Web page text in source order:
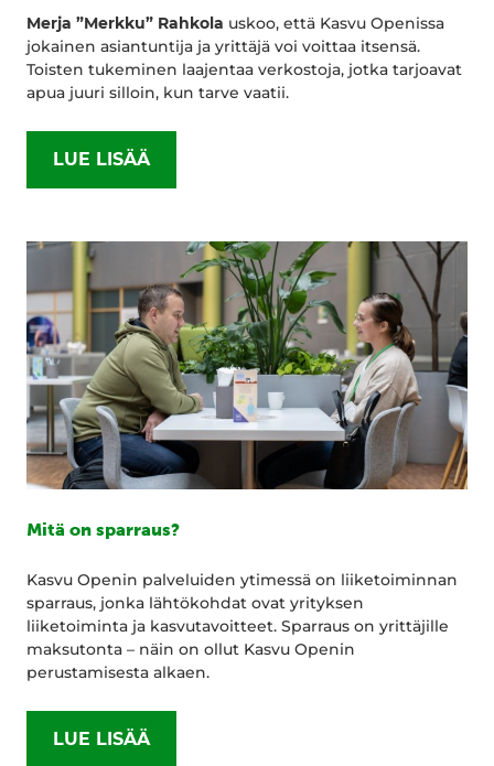
Merja ”Merkku” Rahkola uskoo, että Kasvu Openissa
jokainen asiantuntija ja yrittäjä voi voittaa itsensä.
Toisten tukeminen laajentaa verkostoja, jotka tarjoavat
apua juuri silloin, kun tarve vaatii.
LUE LISÄÄ
Mitä on sparraus?
Kasvu Openin palveluiden ytimessä on liiketoiminnan
sparraus, jonka lähtökohdat ovat yrityksen
liiketoiminta ja kasvutavoitteet. Sparraus on yrittäjille
maksutonta – näin on ollut Kasvu Openin
perustamisesta alkaen.
LUE LISÄÄ